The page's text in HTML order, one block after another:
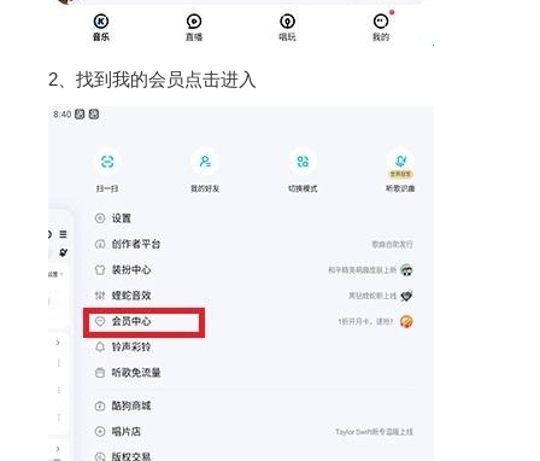
2、找到我的会员点击进入